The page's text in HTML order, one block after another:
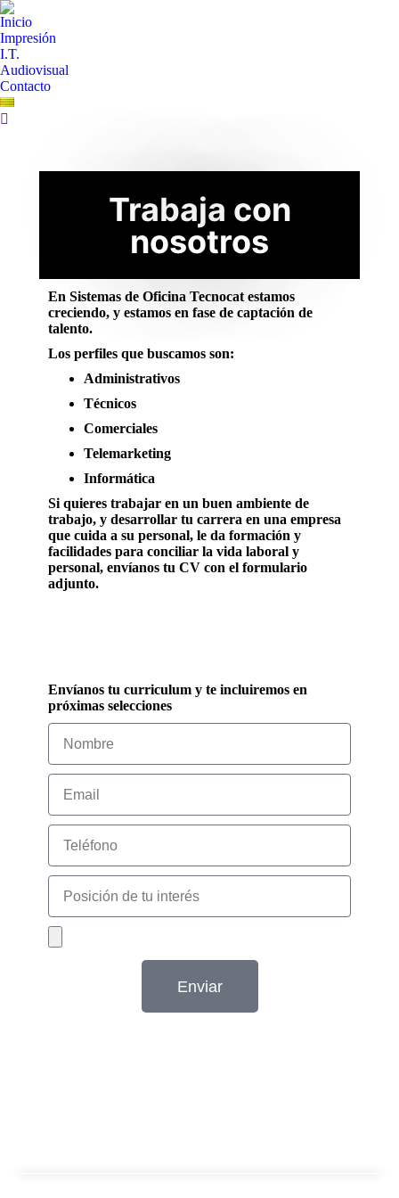
Inicio
Impresión
I.T.
Audiovisual
Contacto
Trabaja con
nosotros
En Sistemas de Oficina Tecnocat estamos
creciendo, y estamos en fase de captación de
talento.
Los perfiles que buscamos son:
Administrativos
Técnicos
Comerciales
Telemarketing
Informática
Si quieres trabajar en un buen ambiente de
trabajo, y desarrollar tu carrera en una empresa
que cuida a su personal, le da formación y
facilidades para conciliar la vida laboral y
personal, envíanos tu CV con el formulario
adjunto.
Envíanos tu curriculum y te incluiremos en
próximas selecciones
Enviar